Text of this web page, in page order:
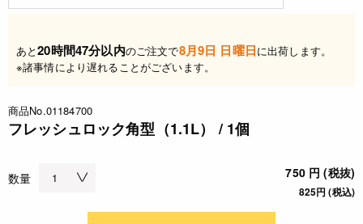
あと20時間47分以内のご注文で8月9日 日曜日に出荷します。
※諸事情により遅れることがございます。
商品No.01184700
フレッシュロック角型（1.1L） / 1個
数量 750 円 (税抜)
825円 (税込)